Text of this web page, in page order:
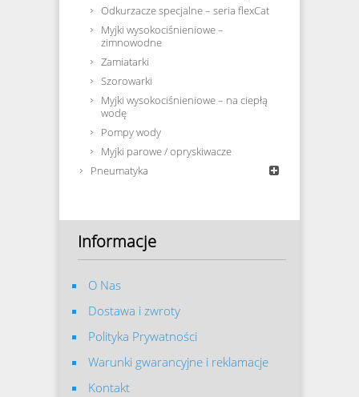
Odkurzacze specjalne – seria flexCat
Myjki wysokociśnieniowe –
zimnowodne
Zamiatarki
Szorowarki
Myjki wysokociśnieniowe – na ciepłą
wodę
Pompy wody
Myjki parowe / opryskiwacze
Pneumatyka
Informacje
O Nas
Dostawa i zwroty
Polityka Prywatności
Warunki gwarancyjne i reklamacje
Kontakt